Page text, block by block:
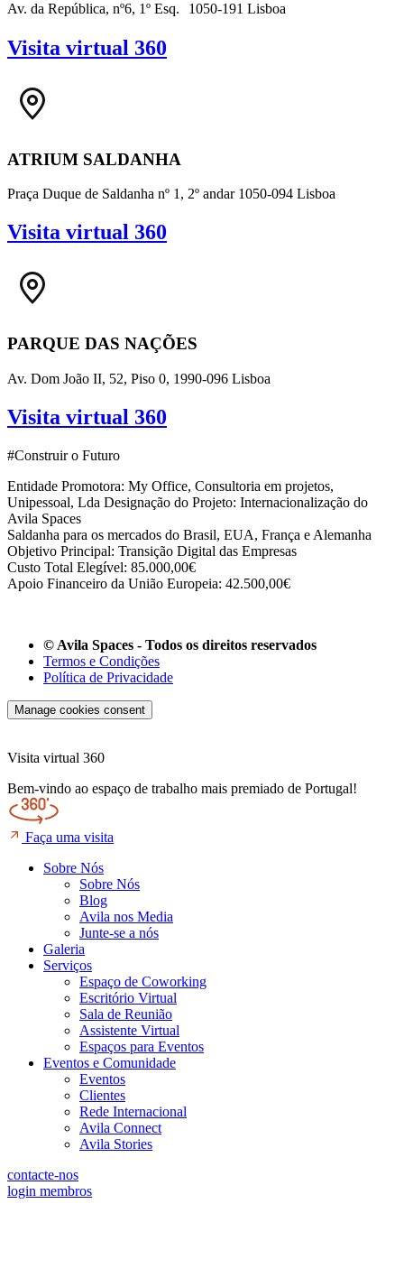
Av. da República, nº6, 1º Esq. 1050-191 Lisboa
Visita virtual 360
ATRIUM SALDANHA
Praça Duque de Saldanha nº 1, 2º andar 1050-094 Lisboa
Visita virtual 360
PARQUE DAS NAÇÕES
Av. Dom João II, 52, Piso 0, 1990-096 Lisboa
Visita virtual 360
#Construir o Futuro
Entidade Promotora: My Office, Consultoria em projetos,
Unipessoal, Lda Designação do Projeto: Internacionalização do
Avila Spaces
Saldanha para os mercados do Brasil, EUA, França e Alemanha
Objetivo Principal: Transição Digital das Empresas
Custo Total Elegível: 85.000,00€
Apoio Financeiro da União Europeia: 42.500,00€
© Avila Spaces - Todos os direitos reservados
Termos e Condições
Política de Privacidade
Manage cookies consent
Visita virtual 360
Bem-vindo ao espaço de trabalho mais premiado de Portugal!
Faça uma visita
Sobre Nós
Sobre Nós
Blog
Avila nos Media
Junte-se a nós
Galeria
Serviços
Espaço de Coworking
Escritório Virtual
Sala de Reunião
Assistente Virtual
Espaços para Eventos
Eventos e Comunidade
Eventos
Clientes
Rede Internacional
Avila Connect
Avila Stories
contacte-nos
login membros